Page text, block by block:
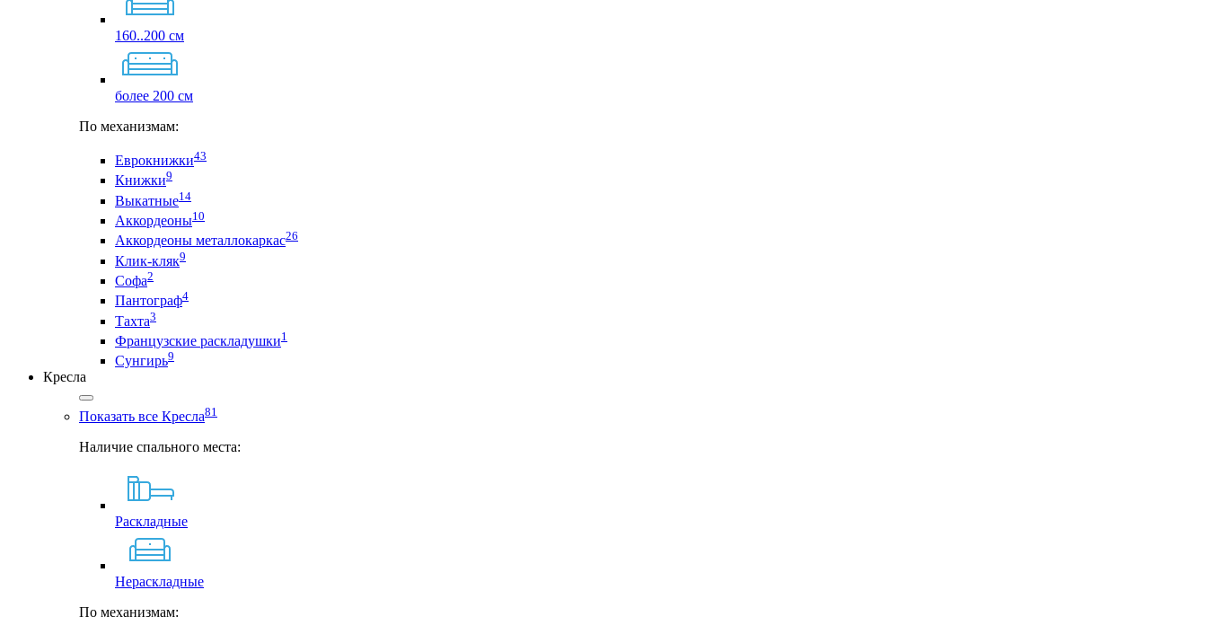
160..200 см
более 200 см
По механизмам:
Еврокнижки43
Книжки9
Выкатные14
Аккордеоны10
Аккордеоны металлокаркас26
Клик-кляк9
Софа2
Пантограф4
Тахта3
Французские раскладушки1
Сунгирь9
Кресла
Показать все Кресла81
Наличие спального места:
Раскладные
Нераскладные
По механизмам: